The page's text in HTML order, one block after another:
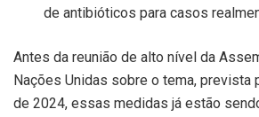
de antibióticos para casos
Antes da reunião de alto nível da
Nações Unidas sobre o tema, prevista
de 2024, essas medidas já estão